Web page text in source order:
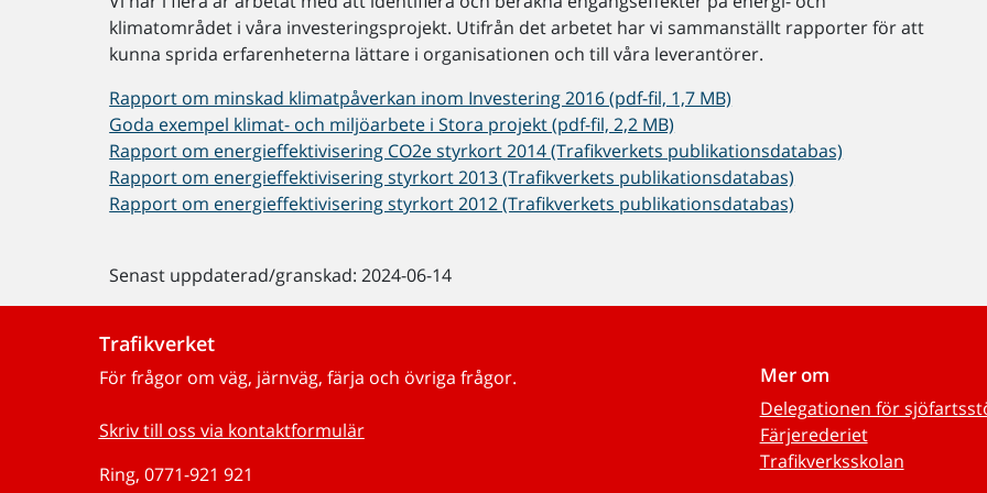
klimatområdet i våra investeringsprojekt. Utifrån det arbetet har vi sammanställt rapporter för att
kunna sprida erfarenheterna lättare i organisationen och till våra leverantörer.
Rapport om minskad klimatpåverkan inom Investering 2016 (pdf-fil, 1,7 MB)
Goda exempel klimat- och miljöarbete i Stora projekt (pdf-fil, 2,2 MB)
Rapport om energieffektivisering CO2e styrkort 2014 (Trafikverkets publikationsdatabas)
Rapport om energieffektivisering styrkort 2013 (Trafikverkets publikationsdatabas)
Rapport om energieffektivisering styrkort 2012 (Trafikverkets publikationsdatabas)
Senast uppdaterad/granskad: 2024-06-14
Trafikverket
För frågor om väg, järnväg, färja och övriga frågor.
Skriv till oss via kontaktformulär
Ring, 0771-921 921
Mer om
Delegationen för
Färjerederiet
Trafikverksskolan